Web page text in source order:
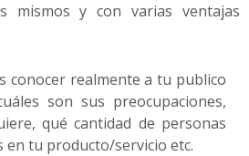
mismos y con varias ventajas
conocer realmente a tu publico
son sus preocupaciones,
qué cantidad de personas
en tu producto/servicio etc.